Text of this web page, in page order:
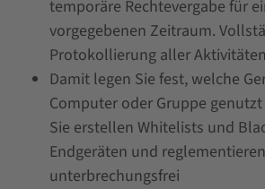
temporäre Rechtevergabe für
vorgegebenen Zeitraum.
Protokollierung aller Aktivitäten
Damit legen Sie fest, welche
Computer oder Gruppe
Sie erstellen Whitelists und
Endgeräten und
unterbrechungsfrei